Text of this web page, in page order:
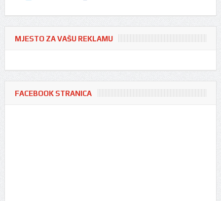
MJESTO ZA VAŠU REKLAMU
FACEBOOK STRANICA